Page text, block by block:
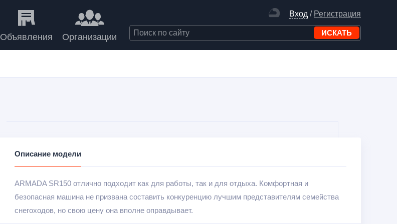
Вход / Регистрация
Объявления Организации
Описание модели
ARMADA SR150 отлично подходит как для работы, так и для отдыха. Комфортная и
безопасная машина не призвана составить конкуренцию лучшим представителям семейства
снегоходов, но свою цену она вполне оправдывает.